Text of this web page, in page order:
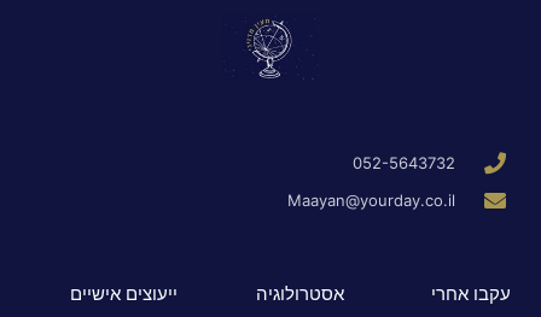
052-5643732
Maayan@yourday.co.il
עקבו אחרי אסטרולוגיה ייעוצים אישיים